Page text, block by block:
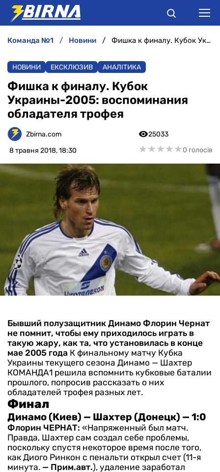
АНАЛІТИКА
ІНТЕРВ'Ю
РІЗНЕ
БУКМЕКЕРИ
команда №1 новини Фишка к финалу. Кубок Украины-2005: воспоминания обладателя трофея
НОВИНИ ЕКСКЛЮЗИВ АНАЛІТИКА
Фишка к финалу. Кубок
Украины-2005: воспоминания
обладателя трофея
Zbirna.com
8 травня 2018, 18:30
25033
★★★★★
★★★★★0 голосів
Бывший полузащитник Динамо Флорин Чернат
не помнит, чтобы ему приходилось играть в
такую жару, как та, что установилась в конце
мае 2005 года К финальному матчу Кубка
Украины текущего сезона Динамо — Шахтер
КОМАНДА1 решила вспомнить кубковые баталии
прошлого, попросив рассказать о них
обладателей трофея разных лет.
Финал
Динамо (Киев) — Шахтер (Донецк) — 1:0
Флорин ЧЕРНАТ: «Напряженный был матч.
Правда, Шахтер сам создал себе проблемы,
поскольку спустя некоторое время после того,
как Диого Ринкон с пенальти открыл счет (11-я
минута. — Прим.авт.), удаление заработал